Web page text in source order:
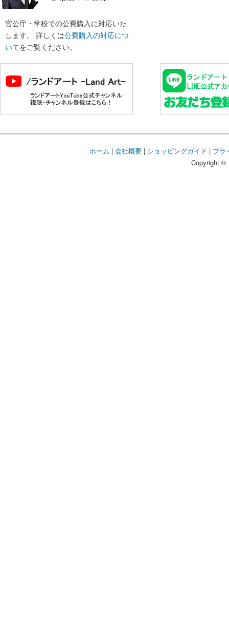
官公庁・学校での公費購入に対応いた
します。 詳しくは公費購入の対応につ
いてをご覧ください。
ホーム | 会社概要| ショッピングガイド | プラ
Copyright ©